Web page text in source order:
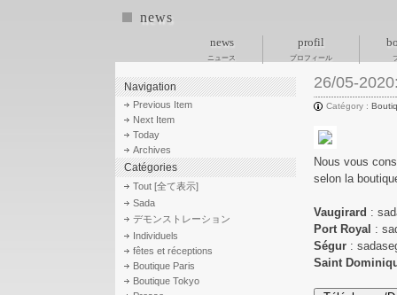
news
news
ニュース
profil
プロフィール
26/05-
Catégory :
Nous vous
selon la
Vaugirard :
Port Royal :
Ségur :
Saint
Navigation
Previous Item
Next Item
Today
Archives
Catégories
Tout [全て表示]
Sada
デモンストレーション
Individuels
fêtes et réceptions
Boutique Paris
Boutique Tokyo